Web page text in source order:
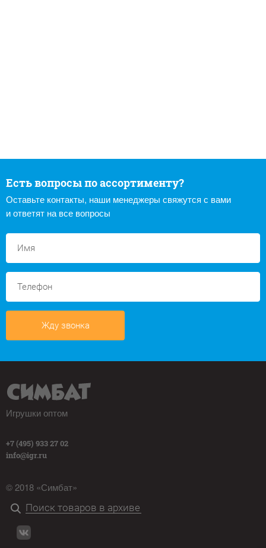
Есть вопросы по ассортименту?
Оставьте контакты, наши менеджеры свяжутся с вами
и ответят на все вопросы
Жду звонка
Игрушки оптом
+7 (495) 933 27 02
info@igr.ru
© 2018 «Симбат»